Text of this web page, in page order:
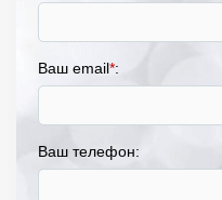
Ваш email*:
Ваш телефон: